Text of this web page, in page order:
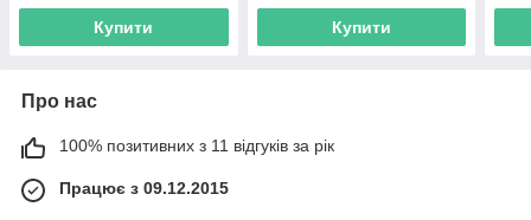
Купити Купити
Про нас
100% позитивних з 11 відгуків за рік
Працює з 09.12.2015